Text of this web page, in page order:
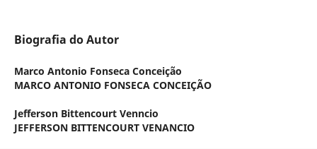
Biografia do Autor
Marco Antonio Fonseca Conceição
MARCO ANTONIO FONSECA CONCEIÇÃO
Jefferson Bittencourt Venncio
JEFFERSON BITTENCOURT VENANCIO